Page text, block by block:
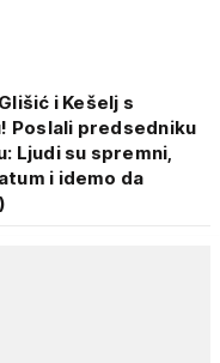
i Kešelj s
Poslali predsedniku
Ljudi su spremni,
i idemo da